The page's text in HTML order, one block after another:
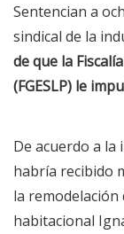
Sentencian a
sindical de la
de que la
(FGESLP) le
De acuerdo a la
habría recibido
la
habitacional